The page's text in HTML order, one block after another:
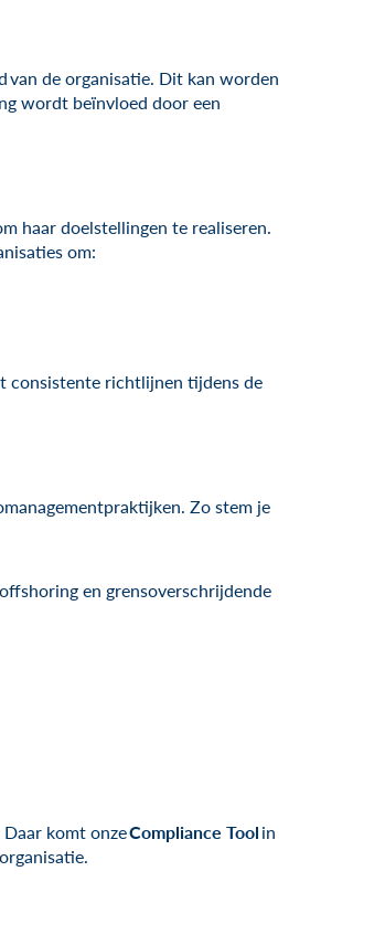
van de organisatie. Dit kan worden
wordt beïnvloed door een
haar doelstellingen te realiseren.
om:
consistente richtlijnen tijdens de
Zo stem je
en grensoverschrijdende
komt onzeCompliance Toolin